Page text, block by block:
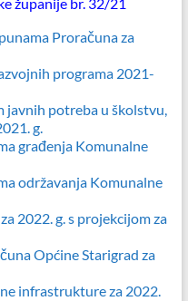
Proračuna za
programa 2021-
javnih potreba u školstvu,
g.
građenja Komunalne
održavanja Komunalne
2022. g. s projekcijom za
Općine Starigrad za
infrastrukture za 2022.